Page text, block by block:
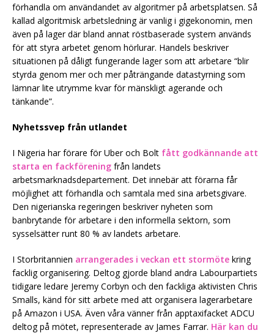
förhandla om användandet av algoritmer på arbetsplatsen. Så
kallad algoritmisk arbetsledning är vanlig i gigekonomin, men
även på lager där bland annat röstbaserade system används
för att styra arbetet genom hörlurar. Handels beskriver
situationen på dåligt fungerande lager som att arbetare “blir
styrda genom mer och mer påträngande datastyrning som
lämnar lite utrymme kvar för mänskligt agerande och
tänkande”.
Nyhetssvep från utlandet
I Nigeria har förare för Uber och Bolt fått godkännande att
starta en fackförening från landets
arbetsmarknadsdepartement. Det innebär att förarna får
möjlighet att förhandla och samtala med sina arbetsgivare.
Den nigerianska regeringen beskriver nyheten som
banbrytande för arbetare i den informella sektorn, som
sysselsätter runt 80 % av landets arbetare.
I Storbritannien arrangerades i veckan ett stormöte kring
facklig organisering. Deltog gjorde bland andra Labourpartiets
tidigare ledare Jeremy Corbyn och den fackliga aktivisten Chris
Smalls, känd för sitt arbete med att organisera lagerarbetare
på Amazon i USA. Även våra vänner från apptaxifacket ADCU
deltog på mötet, representerade av James Farrar. Här kan du